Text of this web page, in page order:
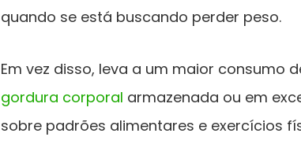
quando se está buscando perder peso.
Em vez disso, leva a um maior consumo
gordura corporal armazenada ou em
sobre padrões alimentares e exercícios